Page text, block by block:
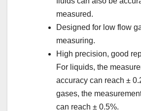
measured.
Designed for low flow
measuring.
High precision, good
For liquids, the
accuracy can reach ±
gases, the
can reach ± 0.5%.